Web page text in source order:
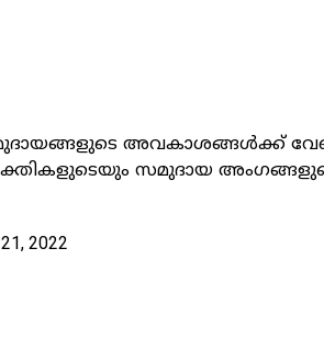
അവകാശങ്ങള്‍ക്ക്
സമുദായ
2022